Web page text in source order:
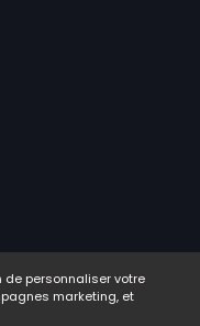
personnaliser votre
marketing, et